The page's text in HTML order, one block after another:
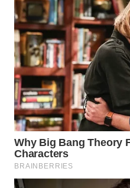
BOGOR
WN
DEPOK
WN
TAPANULI
UTARA
WN
SAMOSIR
WN